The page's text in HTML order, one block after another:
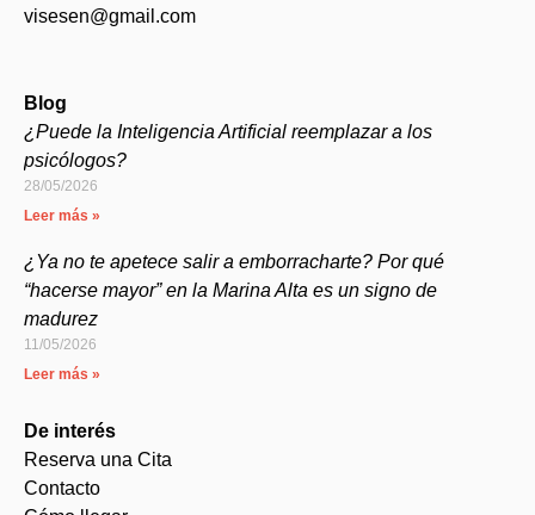
visesen@gmail.com
Blog
¿Puede la Inteligencia Artificial reemplazar a los
psicólogos?
28/05/2026
Leer más »
¿Ya no te apetece salir a emborracharte? Por qué
“hacerse mayor” en la Marina Alta es un signo de
madurez
11/05/2026
Leer más »
De interés
Reserva una Cita
Contacto